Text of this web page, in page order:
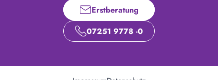
Erstberatung
07251 9778 -0